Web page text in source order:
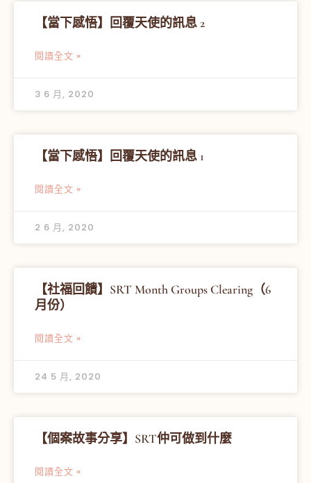
【當下感悟】回覆天使的訊息 2
閱讀全文 »
3 6 月, 2020
【當下感悟】回覆天使的訊息 1
閱讀全文 »
2 6 月, 2020
【社福回饋】SRT Month Groups Clearing（6
月份）
閱讀全文 »
24 5 月, 2020
【個案故事分享】SRT仲可做到什麼
閱讀全文 »